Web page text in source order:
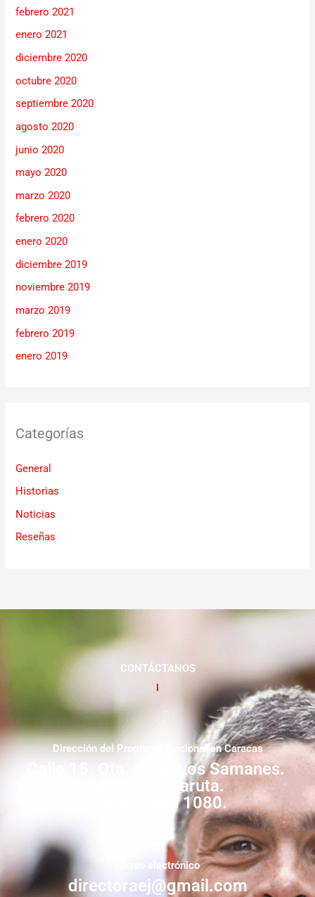
febrero 2021
enero 2021
diciembre 2020
octubre 2020
septiembre 2020
agosto 2020
junio 2020
mayo 2020
marzo 2020
febrero 2020
enero 2020
diciembre 2019
noviembre 2019
marzo 2019
febrero 2019
enero 2019
Categorías
General
Historias
Noticias
Reseñas
CONTÁCTANOS
Dirección del Programa Nacional en Caracas
Calle 15. Qta. Livia. Los Samanes.
Municipio Baruta.
Zona Postal 1080.
correo electrónico
directoraej@gmail.com